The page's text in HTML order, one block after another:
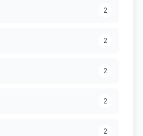
2
2
2
2
2